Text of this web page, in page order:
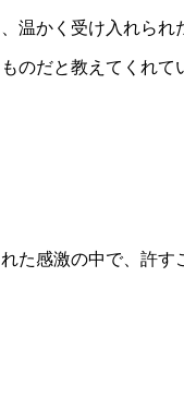
温かく受け入れら
のだと教えてくれて
感激の中で、許す